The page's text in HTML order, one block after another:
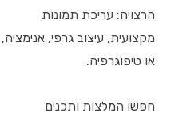
הרצויה: עריכת תמונות
מקצועית, עיצוב גרפי, אנימציה,
או טיפוגרפיה.
חפשו המלצות ותכנים